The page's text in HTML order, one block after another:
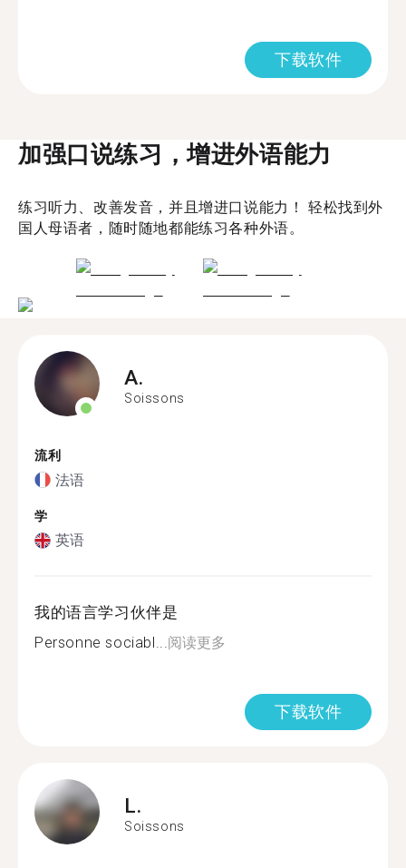
下载软件
加强口说练习，增进外语能力
练习听力、改善发音，并且增进口说能力！ 轻松找到外
国人母语者，随时随地都能练习各种外语。
A.
Soissons
流利
法语
学
英语
我的语言学习伙伴是
Personne sociabl...阅读更多
下载软件
L.
Soissons